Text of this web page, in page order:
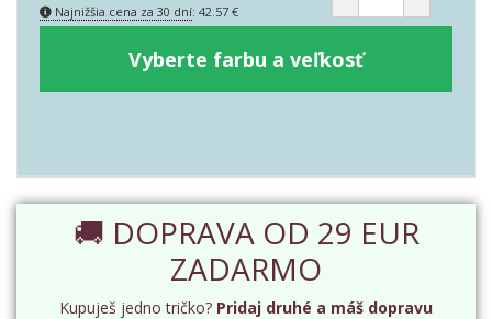
Najnižšia cena za 30 dní: 42.57 €
Vyberte farbu a veľkosť
🚚 DOPRAVA OD 29 EUR
ZADARMO
Kupuješ jedno tričko? Pridaj druhé a máš dopravu